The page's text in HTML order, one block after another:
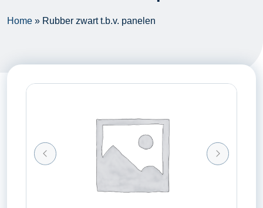
Home » Rubber zwart t.b.v. panelen